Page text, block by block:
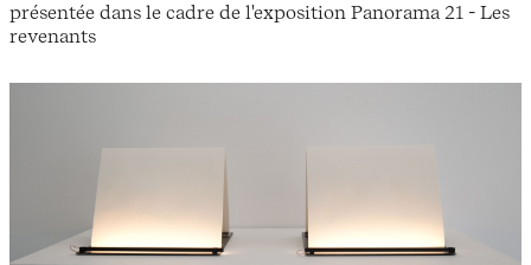
présentée dans le cadre de l'exposition Panorama 21 - Les
revenants